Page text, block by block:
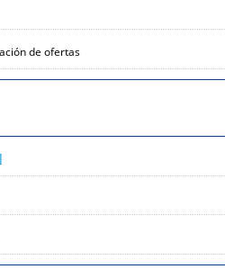
de ofertas